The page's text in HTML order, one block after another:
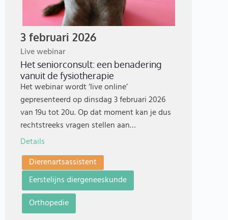
3 februari 2026
Live webinar
Het seniorconsult: een benadering
vanuit de fysiotherapie
Het webinar wordt ‘live online’
gepresenteerd op dinsdag 3 februari 2026
van 19u tot 20u. Op dat moment kan je dus
rechtstreeks vragen stellen aan…
Details
Dierenartsassistent
Eerstelijns diergeneeskunde
Orthopedie